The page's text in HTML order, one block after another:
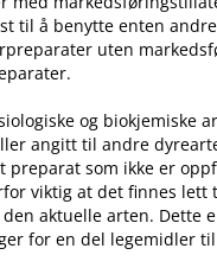
til å benytte enten
uten
og biokjemiske
angitt til andre
preparat som ikke er
viktig at det finnes
aktuelle arten. Dette
for en del legemidler